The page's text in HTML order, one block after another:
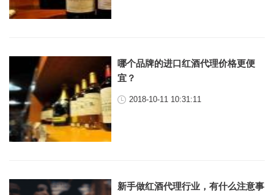
哪个品牌的进口红酒代理价格更便
宜？
2018-10-11 10:31:11
新手做红酒代理行业，有什么注意事